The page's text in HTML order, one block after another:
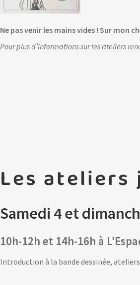
Ne pas venir les mains vides ! Sur
Pour plus d’informations sur les ateliers
Les ateliers
Samedi 4 et
10h-12h et 14h-16h à
Introduction à la bande dessinée,